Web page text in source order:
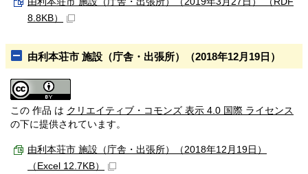
8.8KB）
由利本荘市 施設（庁舎・出張所）（2018年12月19日）
この 作品 は クリエイティブ・コモンズ 表示 4.0 国際 ライセンス
の下に提供されています。
由利本荘市 施設（庁舎・出張所）（2018年12月19日）
（Excel 12.7KB）